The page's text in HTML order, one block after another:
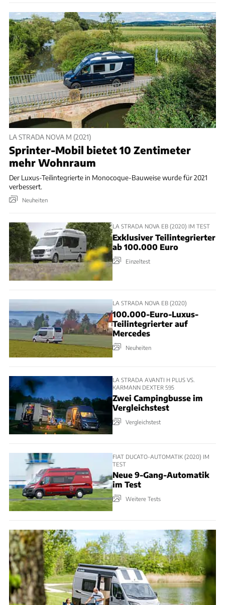
LA STRADA NOVA M (2021)
Sprinter-Mobil bietet 10 Zentimeter
mehr Wohnraum
Der Luxus-Teilintegrierte in Monocoque-Bauweise wurde für 2021
verbessert.
Neuheiten
LA STRADA NOVA EB (2020) IM TEST
Exklusiver Teilintegrierter
ab 100.000 Euro
Einzeltest
LA STRADA NOVA EB (2020)
100.000-Euro-Luxus-
Teilintegrierter auf
Mercedes
Neuheiten
LA STRADA AVANTI H PLUS VS.
KARMANN DEXTER 595
Zwei Campingbusse im
Vergleichstest
Vergleichstest
FIAT DUCATO-AUTOMATIK (2020) IM
TEST
Neue 9-Gang-Automatik
im Test
Weitere Tests